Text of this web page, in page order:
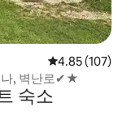
평점 4.85점(5
4.85 (107)
, 벽난로✔★
숙소